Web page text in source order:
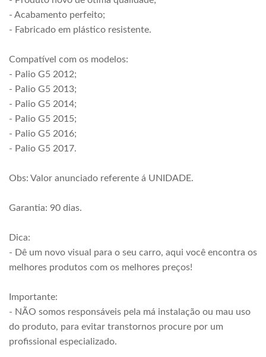
- Acabamento perfeito;
- Fabricado em plástico resistente.
Compatível com os modelos:
- Palio G5 2012;
- Palio G5 2013;
- Palio G5 2014;
- Palio G5 2015;
- Palio G5 2016;
- Palio G5 2017.
Obs: Valor anunciado referente á UNIDADE.
Garantia: 90 dias.
Dica:
- Dê um novo visual para o seu carro, aqui você encontra os
melhores produtos com os melhores preços!
Importante:
- NÃO somos responsáveis pela má instalação ou mau uso
do produto, para evitar transtornos procure por um
profissional especializado.